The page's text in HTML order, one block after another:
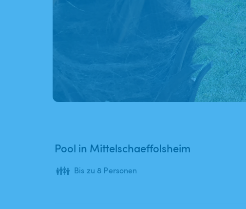
Pool in Mittelschaeffolsheim
👪 Bis zu 8 Personen